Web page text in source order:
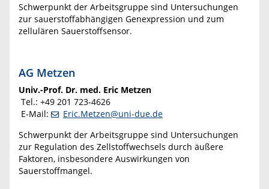
Schwerpunkt der Arbeitsgruppe sind Untersuchungen
zur sauerstoffabhängigen Genexpression und zum
zellulären Sauerstoffsensor.
AG Metzen
Univ.-Prof. Dr. med. Eric Metzen
Tel.: +49 201 723-4626
E-Mail:
Eric.Metzen@uni-due.de
Schwerpunkt der Arbeitsgruppe sind Untersuchungen
zur Regulation des Zellstoffwechsels durch äußere
Faktoren, insbesondere Auswirkungen von
Sauerstoffmangel.